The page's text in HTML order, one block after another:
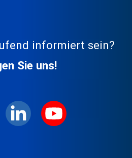
informiert sein?
Sie uns!